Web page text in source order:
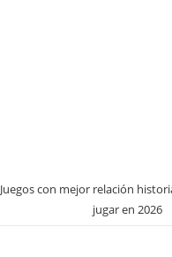
Juegos con mejor relación
jugar en 2026